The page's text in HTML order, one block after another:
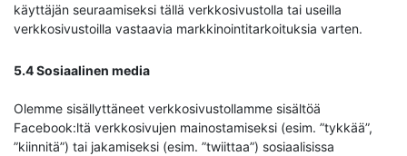
käyttäjän seuraamiseksi tällä verkkosivustolla tai useilla
verkkosivustoilla vastaavia markkinointitarkoituksia varten.
5.4 Sosiaalinen media
Olemme sisällyttäneet verkkosivustollamme sisältöä
Facebook:ltä verkkosivujen mainostamiseksi (esim. ”tykkää”,
”kiinnitä”) tai jakamiseksi (esim. ”twiittaa”) sosiaalisissa